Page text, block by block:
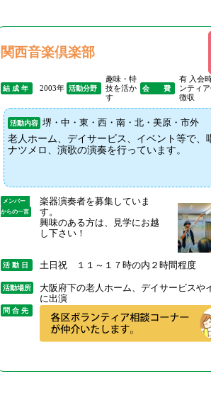
関西音楽倶楽部
結 成 年 2003年 活動分野
趣味・特
技を活か
す
会 費
有 入会
ンティ
徴収
活動内容 堺・中・東・西・南・北・美原・市外
老人ホーム、デイサービス、イベント等で、
ナツメロ、演歌の演奏を行っています。
メンバー
からの一言
楽器演奏者を募集していま
す。
興味のある方は、見学にお越
し下さい！
活 動 日 土日祝 １１～１７時の内２時間程度
活動場所
大阪府下の老人ホーム、デイサービスや
に出演
問 合 先